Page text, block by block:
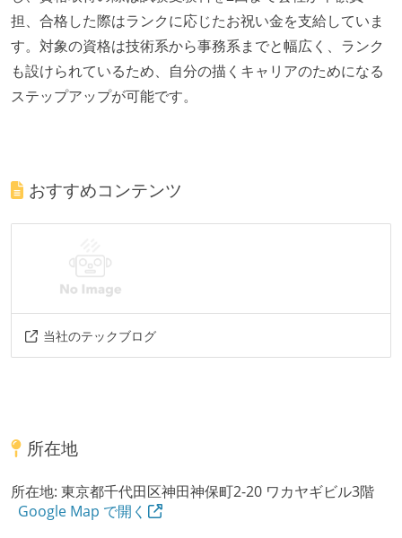
担、合格した際はランクに応じたお祝い金を支給していま
す。対象の資格は技術系から事務系までと幅広く、ランク
も設けられているため、自分の描くキャリアのためになる
ステップアップが可能です。
おすすめコンテンツ
当社のテックブログ
所在地
所在地: 東京都千代田区神田神保町2-20 ワカヤギビル3階
Google Map で開く